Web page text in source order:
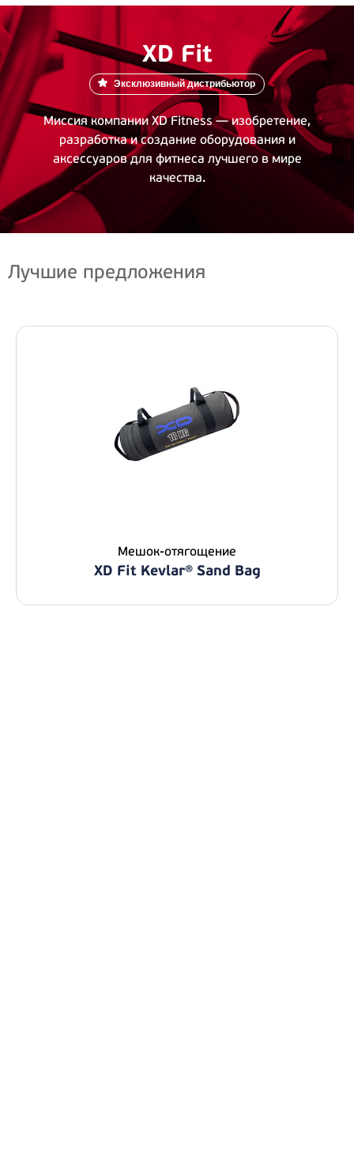
XD Fit
Эксклюзивный дистрибьютор
Миссия компании XD Fitness — изобретение,
разработка и создание оборудования и
аксессуаров для фитнеса лучшего в мире
качества.
Лучшие предложения
Мешок-отягощение
XD Fit Kevlar® Sand Bag